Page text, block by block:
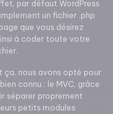
par défaut WordPress
un fichier .php
que vous désirez
à coder toute votre
ça, nous avons opté pour
bien connu : le MVC, grâce
séparer proprement
petits modules